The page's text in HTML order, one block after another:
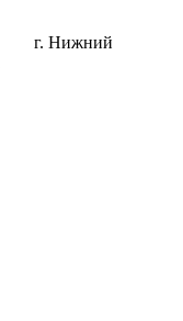
г. Нижний